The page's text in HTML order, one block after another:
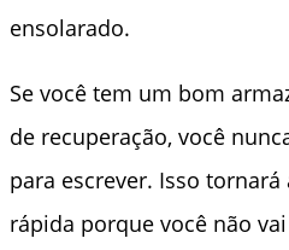
ensolarado.
Se você tem um bom
de recuperação, você
para escrever. Isso
rápida porque você não